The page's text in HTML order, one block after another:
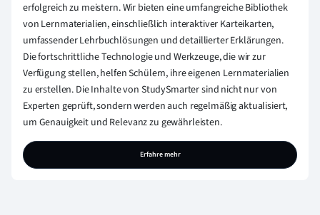
erfolgreich zu meistern. Wir bieten eine umfangreiche Bibliothek
von Lernmaterialien, einschließlich interaktiver Karteikarten,
umfassender Lehrbuchlösungen und detaillierter Erklärungen.
Die fortschrittliche Technologie und Werkzeuge, die wir zur
Verfügung stellen, helfen Schülern, ihre eigenen Lernmaterialien
zu erstellen. Die Inhalte von StudySmarter sind nicht nur von
Experten geprüft, sondern werden auch regelmäßig aktualisiert,
um Genauigkeit und Relevanz zu gewährleisten.
Erfahre mehr